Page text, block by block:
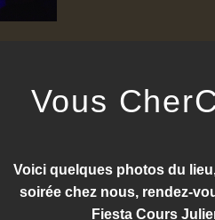
Vous
Voici quelques photos du
soirée chez nous, rendez-
Fiesta Cours